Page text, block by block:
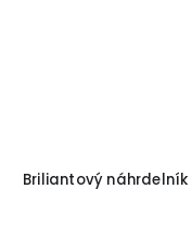
Briliantový náhrdelník